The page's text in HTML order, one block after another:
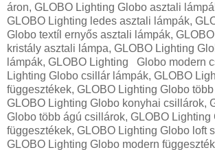
áron, GLOBO Lighting Globo asztali
GLOBO Lighting ledes asztali lámpák,
Globo textíl ernyős asztali lámpák,
kristály asztali lámpa, GLOBO Lighting
lámpák, GLOBO Lighting Globo modern
Lighting Globo csillár lámpák, GLOBO
függesztékek, GLOBO Lighting Globo
GLOBO Lighting Globo konyhai csillárok,
Globo több ágú csillárok, GLOBO Lighting
függesztékek, GLOBO Lighting Globo loft
GLOBO Lighting Globo modern